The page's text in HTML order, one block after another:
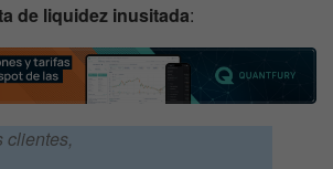
de liquidez inusitada:
clientes,